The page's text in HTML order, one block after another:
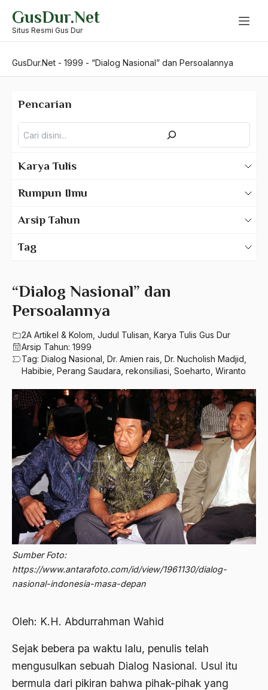
content
GusDur.Net
Situs Resmi Gus Dur
GusDur.Net - 1999 - “Dialog Nasional” dan Persoalannya
“Dialog Nasional” dan
Persoalannya
2A Artikel & Kolom Judul Tulisan Karya Tulis Gus Dur
Arsip Tahun: 1999
Tag: Dialog Nasional Dr. Amien rais Dr. Nucholish Madjid
Habibie Perang Saudara rekonsiliasi Soeharto Wiranto
Sumber Foto:
https://www.antarafoto.com/id/view/1961130/dialog-
nasional-indonesia-masa-depan
Oleh: K.H. Abdurrahman Wahid
Sejak bebera pa waktu lalu, penulis telah
mengusulkan sebuah Dialog Nasional. Usul itu
bermula dari pikiran bahwa pihak-pihak yang
Pencarian
Karya Tulis
Rumpun Ilmu
630 – Agama Dan Filsafat
710 – Ilmu Pendidikan
900 – Rumpun Ilmu Lainnya
Arsip Tahun
2023
2022
2021
2020
2019
2018
2016
2015
2014
2013
2012
2011
2010
2008
2007
2006
Tag
A. Mukti Ali
A. Mustofa Bisri
A. Yani
A.A. Baramudi
A.H Nasution
Aal Usul Teroris
Abad 21
Abad Modern
Abd. Moqsith Ghazali
Abdi Masyarakat
Abdullah Badawi
Abdurrahman Addakhil
abdurrahman wahid